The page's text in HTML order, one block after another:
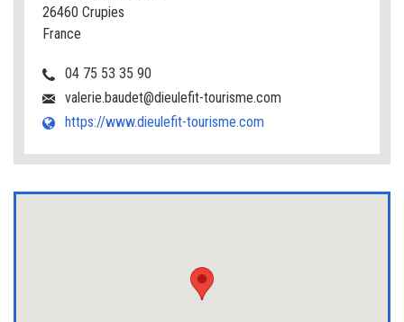
26460 Crupies
France
04 75 53 35 90
valerie.baudet@dieulefit-tourisme.com
https://www.dieulefit-tourisme.com